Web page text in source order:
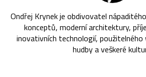
Ondřej Krynek je obdivovatel
konceptů, moderní architektury,
inovativních technologií, použitelného
hudby a veškeré